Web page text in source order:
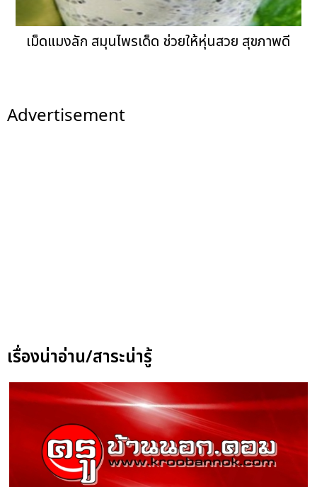
เม็ดแมงลัก สมุนไพรเด็ด ช่วยให้หุ่นสวย สุขภาพดี
Advertisement
เรื่องน่าอ่าน/สาระน่ารู้